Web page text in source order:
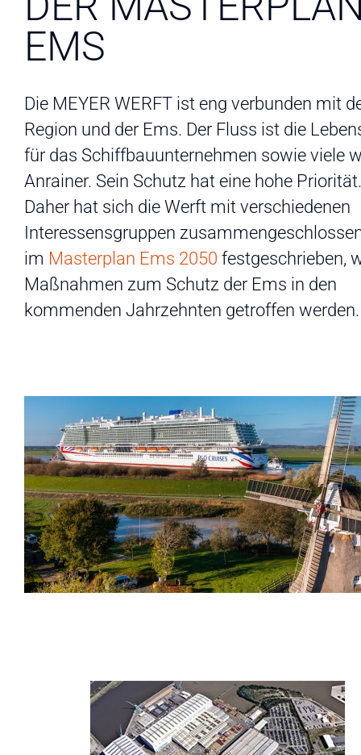
EMS
Die MEYER WERFT ist eng verbunden mit
Region und der Ems. Der Fluss ist die
für das Schiffbauunternehmen sowie viele
Anrainer. Sein Schutz hat eine hohe Priorität.
Daher hat sich die Werft mit verschiedenen
Interessensgruppen
im Masterplan Ems 2050 festgeschrieben,
Maßnahmen zum Schutz der Ems in den
kommenden Jahrzehnten getroffen werden.